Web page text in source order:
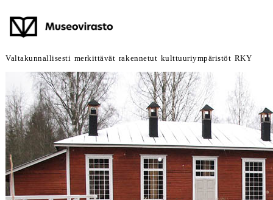
Valtakunnallisesti merkittävät rakennetut kulttuuriympäristöt RKY